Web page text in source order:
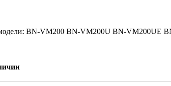
BN-VM200 BN-VM200U BN-VM200UE